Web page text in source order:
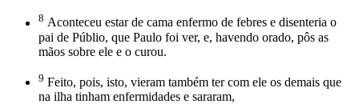
8 Aconteceu estar de cama enfermo de febres e disenteria o
pai de Públio, que Paulo foi ver, e, havendo orado, pôs as
mãos sobre ele e o curou.
9 Feito, pois, isto, vieram também ter com ele os demais que
na ilha tinham enfermidades e sararam,